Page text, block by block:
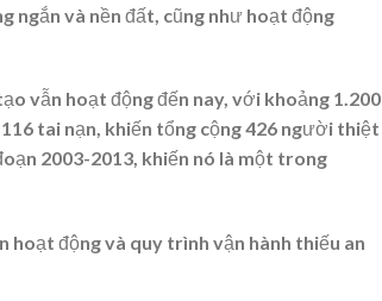
ngắn và nền đất, cũng như hoạt động
vẫn hoạt động đến nay, với khoảng 1.200
tai nạn, khiến tổng cộng 426 người thiệt
2003-2013, khiến nó là một trong
hoạt động và quy trình vận hành thiếu an